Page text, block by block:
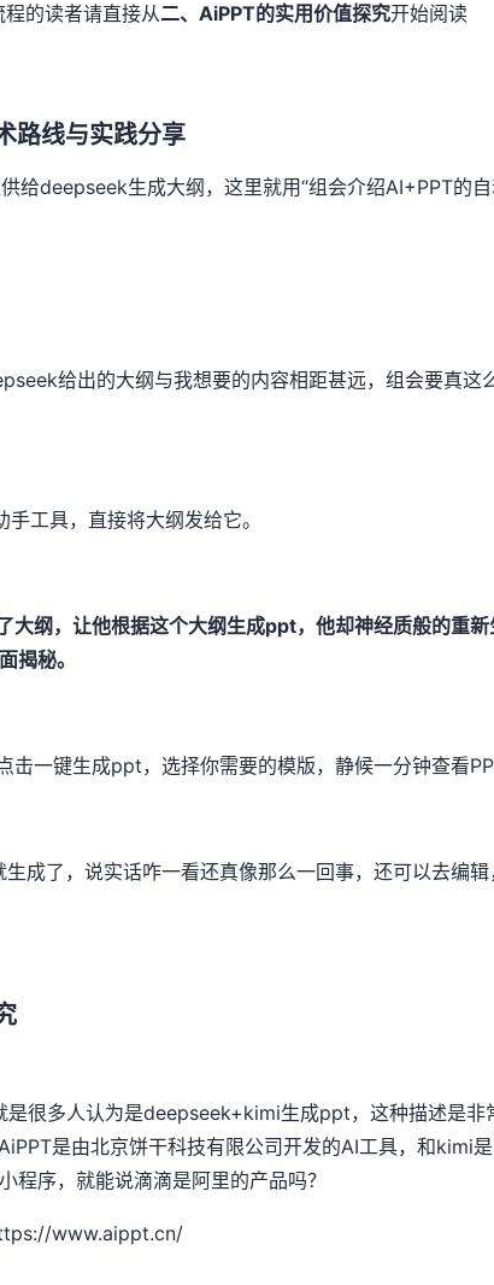
的读者请直接从二、AiPPT的实用价值探究开始阅读
路线与实践分享
deepseek生成大纲，这里就用“组会介绍AI+PPT的自
给出的大纲与我想要的内容相距甚远，组会要真这
具，直接将大纲发给它。
大纲，让他根据这个大纲生成ppt，他却神经质般的重
揭秘。
键生成ppt，选择你需要的模版，静候一分钟查看
了，说实话咋一看还真像那么一回事，还可以去编辑
多人认为是deepseek+kimi生成ppt，这种描述是非
是由北京饼干科技有限公司开发的AI工具，和kimi
程序，就能说滴滴是阿里的产品吗？
www.aippt.cn/